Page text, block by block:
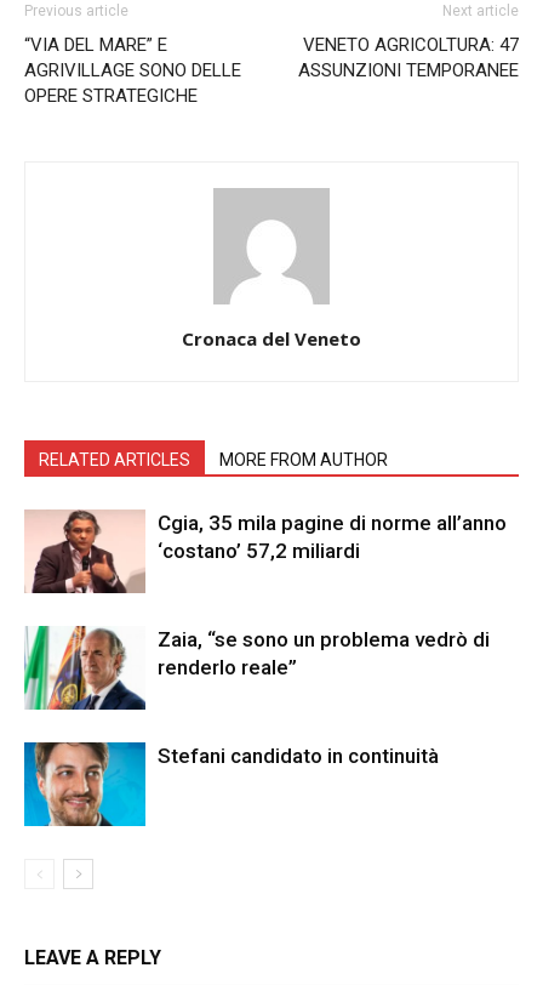
Previous article
“VIA DEL MARE” E
AGRIVILLAGE SONO DELLE
OPERE STRATEGICHE
Next article
VENETO AGRICOLTURA: 47
ASSUNZIONI TEMPORANEE
Cronaca del Veneto
RELATED ARTICLES MORE FROM AUTHOR
Cgia, 35 mila pagine di norme all’anno
‘costano’ 57,2 miliardi
Zaia, “se sono un problema vedrò di
renderlo reale”
Stefani candidato in continuità
LEAVE A REPLY